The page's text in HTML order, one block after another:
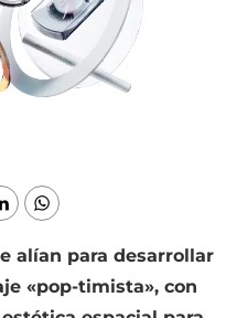
alían para desarrollar
«pop-timista», con